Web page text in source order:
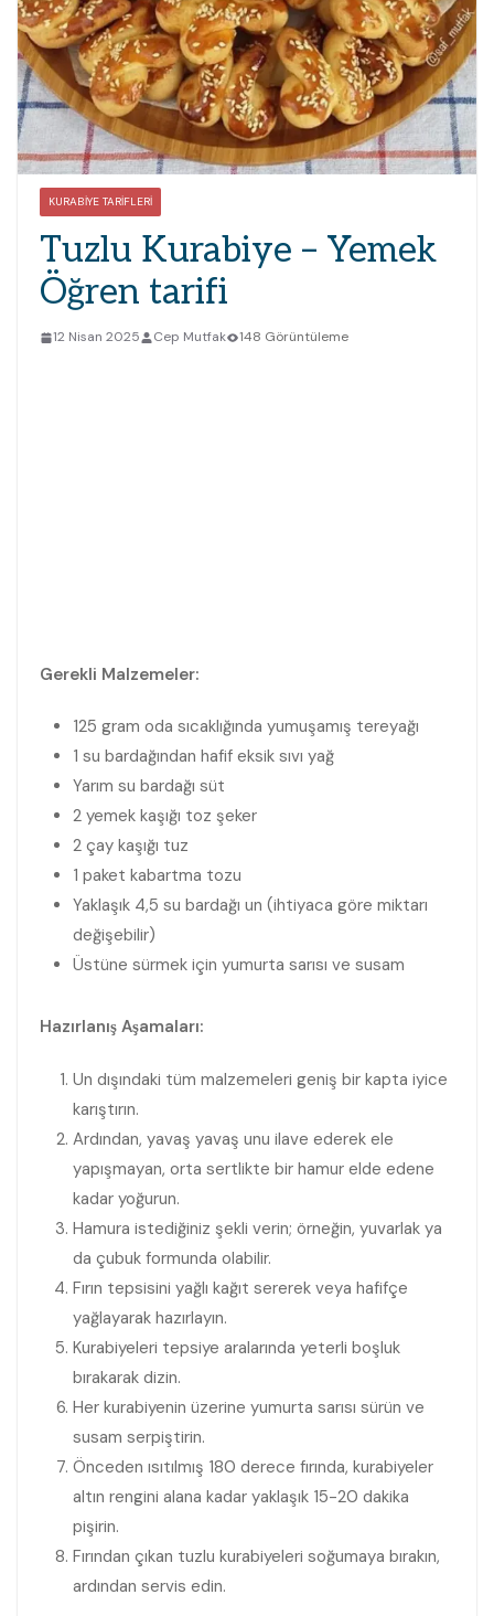
KURABIYE TARIFLERI
Tuzlu Kurabiye – Yemek
Öğren tarifi
12 Nisan 2025 Cep Mutfak 148 Görüntüleme
Gerekli Malzemeler:
125 gram oda sıcaklığında yumuşamış tereyağı
1 su bardağından hafif eksik sıvı yağ
Yarım su bardağı süt
2 yemek kaşığı toz şeker
2 çay kaşığı tuz
1 paket kabartma tozu
Yaklaşık 4,5 su bardağı un (ihtiyaca göre miktarı
değişebilir)
Üstüne sürmek için yumurta sarısı ve susam
Hazırlanış Aşamaları:
Un dışındaki tüm malzemeleri geniş bir kapta iyice
karıştırın.
Ardından, yavaş yavaş unu ilave ederek ele
yapışmayan, orta sertlikte bir hamur elde edene
kadar yoğurun.
Hamura istediğiniz şekli verin; örneğin, yuvarlak ya
da çubuk formunda olabilir.
Fırın tepsisini yağlı kağıt sererek veya hafifçe
yağlayarak hazırlayın.
Kurabiyeleri tepsiye aralarında yeterli boşluk
bırakarak dizin.
Her kurabiyenin üzerine yumurta sarısı sürün ve
susam serpiştirin.
Önceden ısıtılmış 180 derece fırında, kurabiyeler
altın rengini alana kadar yaklaşık 15-20 dakika
pişirin.
Fırından çıkan tuzlu kurabiyeleri soğumaya bırakın,
ardından servis edin.